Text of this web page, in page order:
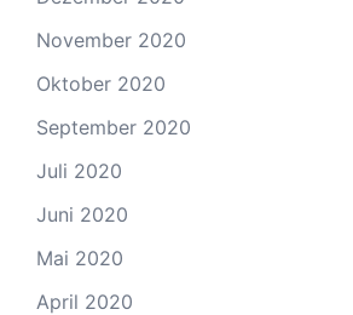
November 2020
Oktober 2020
September 2020
Juli 2020
Juni 2020
Mai 2020
April 2020